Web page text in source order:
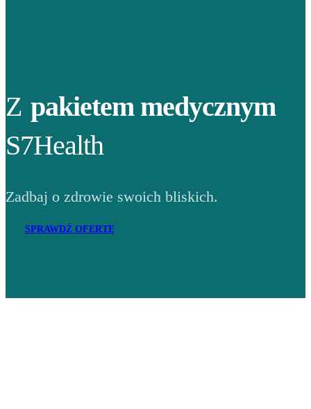
Z pakietem medycznym
S7Health
Zadbaj o zdrowie swoich bliskich.
SPRAWDŹ OFERTĘ